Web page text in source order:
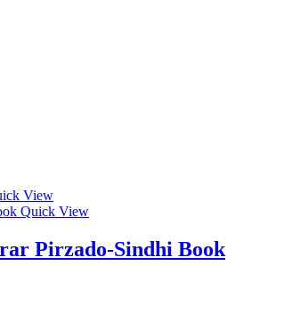
View
Quick View
Pirzado-Sindhi Book